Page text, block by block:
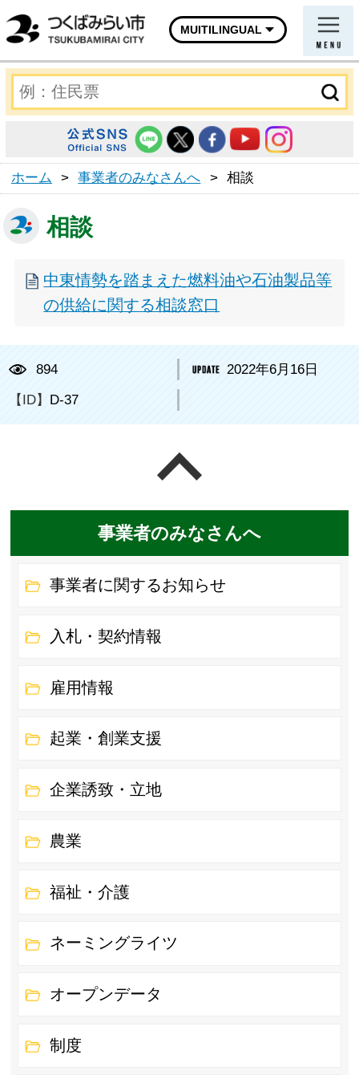
MUITILINGUAL
ホーム > 事業者のみなさんへ > 相談
相談
中東情勢を踏まえた燃料油や石油製品等
の供給に関する相談窓口
894 2022年6月16日
【ID】 D-37
事業者のみなさんへ
事業者に関するお知らせ
入札・契約情報
雇用情報
起業・創業支援
企業誘致・立地
農業
福祉・介護
ネーミングライツ
オープンデータ
制度